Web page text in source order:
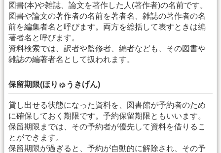
図書(本)や雑誌、論文を著作した人(著作者)の名前です。
図書や論文の著作者の名前を著者名、雑誌の著作者の名
前を編集者名と呼びます。両方を総括して表すときは編
著者名と呼びます。
資料検索では、訳者や監修者、編者なども、その図書や
雑誌の編著者名として扱われます。
保留期限(ほりゅうきげん)
貸し出せる状態になった資料を、図書館が予約者のため
に確保しておく期限です。予約保留期限ともいいます。
保留期限までは、その予約者が優先して資料を借りるこ
とができます。
保留期限が過ぎると、予約が自動的に解除され、その予